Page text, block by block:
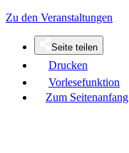
Zu den Veranstaltungen
Seite teilen
Drucken
Vorlesefunktion
Zum Seitenanfang